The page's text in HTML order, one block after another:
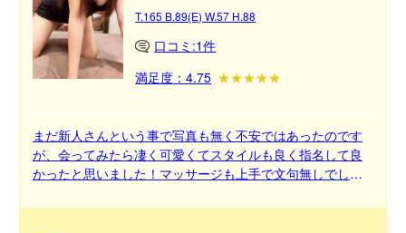
T.165 B.89(E) W.57 H.88
口コミ:1件
満足度：4.75
まだ新人さんという事で写真も無く不安ではあったのです
が、会ってみたら凄く可愛くてスタイルも良く指名して良
かったと思いました！マッサージも上手で文句無しでし